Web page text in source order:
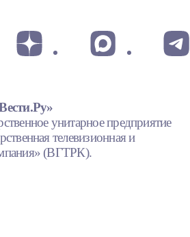
унитарное предприятие
телевизионная и
(ВГТРК).